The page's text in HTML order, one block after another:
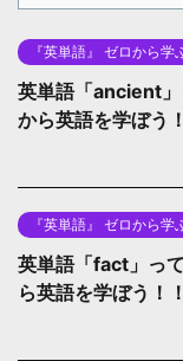
『英単語』 ゼロから学
英単語「ancient」
から英語を学ぼう
『英単語』 ゼロから学
英単語「fact」っ
ら英語を学ぼう！！